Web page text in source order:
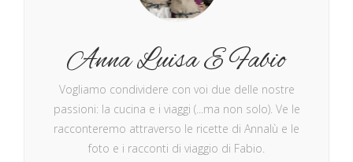
Anna Luisa E Fabio
Vogliamo condividere con voi due delle nostre
passioni: la cucina e i viaggi (...ma non solo). Ve le
racconteremo attraverso le ricette di Annalù e le
foto e i racconti di viaggio di Fabio.